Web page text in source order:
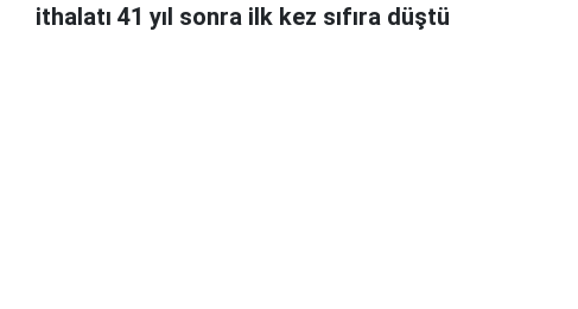
ithalatı 41 yıl sonra ilk kez sıfıra düştü